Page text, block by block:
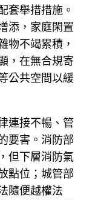
套舉措措施。
添，家庭閑置
物不竭累積，
，在無合規寄
公共空間以緩
連接不暢、管
要害。消防部
但下層消防氣
點位；城管部
隨便越權法